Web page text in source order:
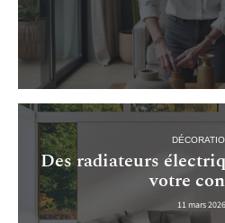
Des radiateurs
votre
11 mars 2026